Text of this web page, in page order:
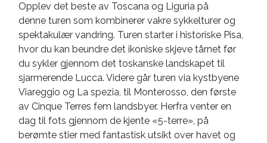
Opplev det beste av Toscana og Liguria på
denne turen som kombinerer vakre sykkelturer og
spektakulær vandring. Turen starter i historiske Pisa,
hvor du kan beundre det ikoniske skjeve tårnet før
du sykler gjennom det toskanske landskapet til
sjarmerende Lucca. Videre går turen via kystbyene
Viareggio og La spezia, til Monterosso, den første
av Cinque Terres fem landsbyer. Herfra venter en
dag til fots gjennom de kjente «5-terre», på
berømte stier med fantastisk utsikt over havet og